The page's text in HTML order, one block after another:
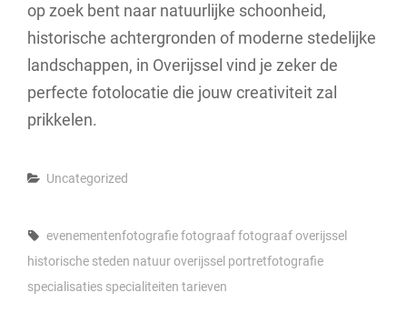
op zoek bent naar natuurlijke schoonheid,
historische achtergronden of moderne stedelijke
landschappen, in Overijssel vind je zeker de
perfecte fotolocatie die jouw creativiteit zal
prikkelen.
Categories
Uncategorized
Tags,
evenementenfotografiefotograaffotograaf overijssel
historische steden natuuroverijssel portretfotografie
specialisaties specialiteiten tarieven